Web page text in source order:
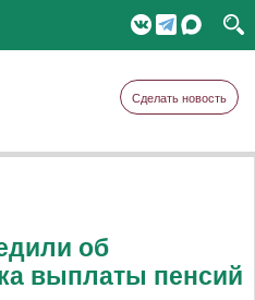
Сделать новость
об
выплаты пенсий